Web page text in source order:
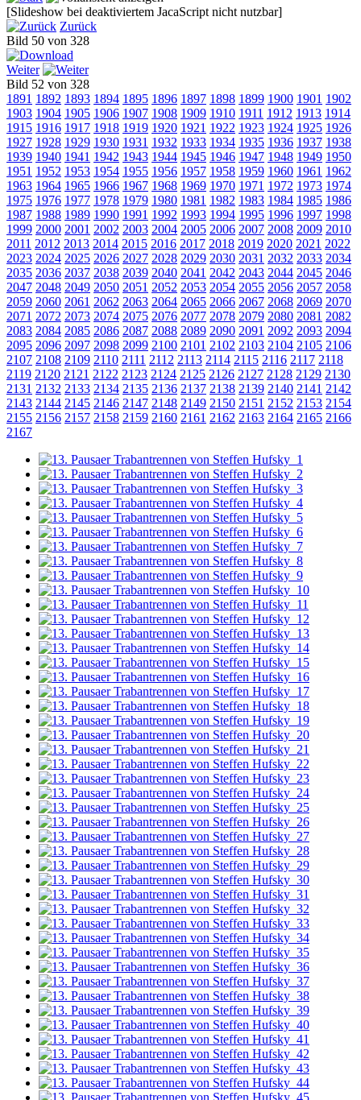
[Slideshow bei deaktiviertem JacaScript nicht nutzbar]
Zurück
Bild 50 von 328
Weiter
Bild 52 von 328
1891 1892 1893 1894 1895 1896 1897 1898 1899 1900 1901 1902
1903 1904 1905 1906 1907 1908 1909 1910 1911 1912 1913 1914
1915 1916 1917 1918 1919 1920 1921 1922 1923 1924 1925 1926
1927 1928 1929 1930 1931 1932 1933 1934 1935 1936 1937 1938
1939 1940 1941 1942 1943 1944 1945 1946 1947 1948 1949 1950
1951 1952 1953 1954 1955 1956 1957 1958 1959 1960 1961 1962
1963 1964 1965 1966 1967 1968 1969 1970 1971 1972 1973 1974
1975 1976 1977 1978 1979 1980 1981 1982 1983 1984 1985 1986
1987 1988 1989 1990 1991 1992 1993 1994 1995 1996 1997 1998
1999 2000 2001 2002 2003 2004 2005 2006 2007 2008 2009 2010
2011 2012 2013 2014 2015 2016 2017 2018 2019 2020 2021 2022
2023 2024 2025 2026 2027 2028 2029 2030 2031 2032 2033 2034
2035 2036 2037 2038 2039 2040 2041 2042 2043 2044 2045 2046
2047 2048 2049 2050 2051 2052 2053 2054 2055 2056 2057 2058
2059 2060 2061 2062 2063 2064 2065 2066 2067 2068 2069 2070
2071 2072 2073 2074 2075 2076 2077 2078 2079 2080 2081 2082
2083 2084 2085 2086 2087 2088 2089 2090 2091 2092 2093 2094
2095 2096 2097 2098 2099 2100 2101 2102 2103 2104 2105 2106
2107 2108 2109 2110 2111 2112 2113 2114 2115 2116 2117 2118
2119 2120 2121 2122 2123 2124 2125 2126 2127 2128 2129 2130
2131 2132 2133 2134 2135 2136 2137 2138 2139 2140 2141 2142
2143 2144 2145 2146 2147 2148 2149 2150 2151 2152 2153 2154
2155 2156 2157 2158 2159 2160 2161 2162 2163 2164 2165 2166
2167